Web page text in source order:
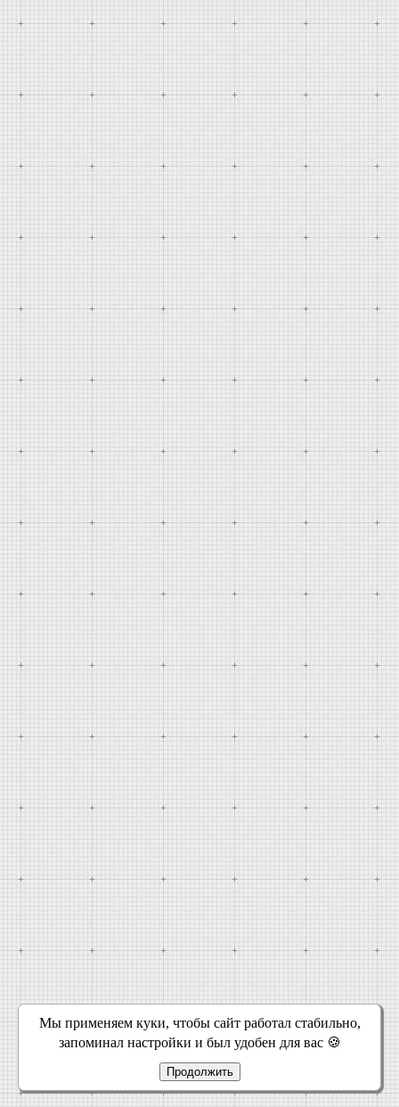
Мы применяем куки, чтобы сайт работал стабильно,
запоминал настройки и был удобен для вас 🍪
Продолжить